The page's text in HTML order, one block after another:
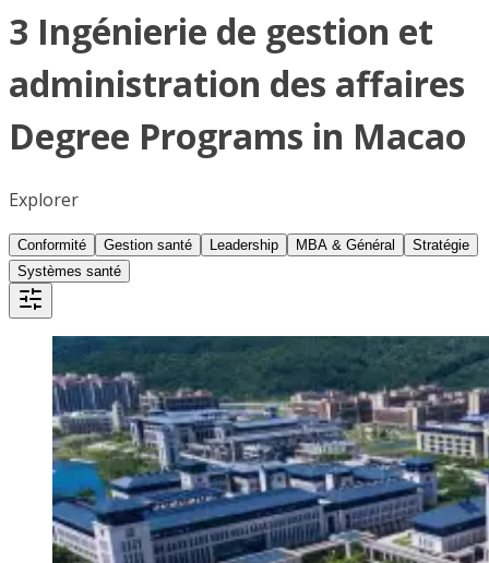
3 Ingénierie de gestion et
administration des affaires
Degree Programs in Macao
Explorer
Conformité Gestion santé Leadership MBA & Général
Stratégie
Systèmes santé